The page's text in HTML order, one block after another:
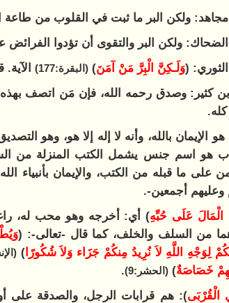
ولكن البر ما ثبت في القلوب من طاعة
ولكن البر والتقوى أن تؤدوا الفرائض
(وَلَـكِنَّ الْبِرَّ مَنْ آمَنَ) (البقرة:177)
كثير: وصدق رحمه الله، فإن مَن اتصف
كله.
هو الإيمان بالله، وأنه لا إله إلا هو، وهو
هو اسم جنس يشمل الكتب المنزلة من
على ما قبله من الكتب، والإيمان
أجمعين-.
الْمَالَ عَلَى حُبِّهِ) أي: أخرجه وهو محب له،
من السلف والخلف، كما قال -تعالى-: (
لِوَجْهِ اللَّهِ لاَ نُرِيدُ مِنكُمْ جَزَاء وَلاَ شُكُورًا)
خَصَاصَةٌ) (الحشر:9)
.
الْقُرْبَى): هم قرابات الرجل، والصدقة على